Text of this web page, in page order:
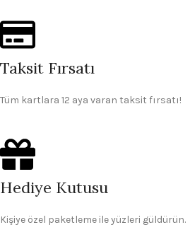
Taksit Fırsatı
Tüm kartlara 12 aya varan taksit fırsatı!
Hediye Kutusu
Kişiye özel paketleme ile yüzleri güldürün.